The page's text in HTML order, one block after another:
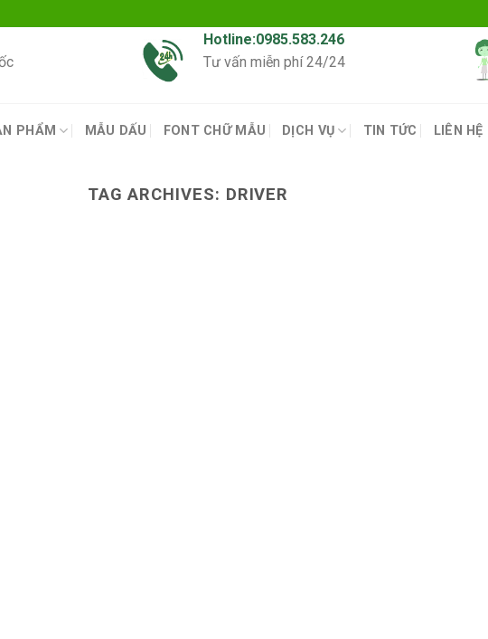
Hotline:0985.583.246
Tư vấn miễn phí 24/24
PHẨM MẪU DẤU FONT CHỮ MẪU DỊCH VỤ TIN TỨC LIÊN HỆ
TAG ARCHIVES: DRIVER